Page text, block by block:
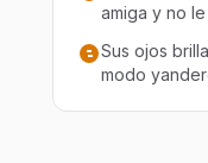
amiga y no
Sus ojos
modo